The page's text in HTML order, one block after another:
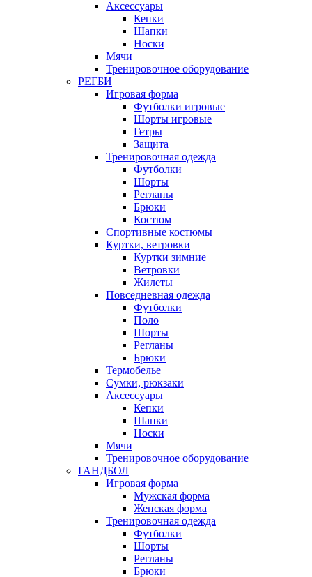
Аксессуары
Кепки
Шапки
Носки
Мячи
Тренировочное оборудование
РЕГБИ
Игровая форма
Футболки игровые
Шорты игровые
Гетры
Защита
Тренировочная одежда
Футболки
Шорты
Регланы
Брюки
Костюм
Спортивные костюмы
Куртки, ветровки
Куртки зимние
Ветровки
Жилеты
Повседневная одежда
Футболки
Поло
Шорты
Регланы
Брюки
Термобелье
Сумки, рюкзаки
Аксессуары
Кепки
Шапки
Носки
Мячи
Тренировочное оборудование
ГАНДБОЛ
Игровая форма
Мужская форма
Женская форма
Тренировочная одежда
Футболки
Шорты
Регланы
Брюки